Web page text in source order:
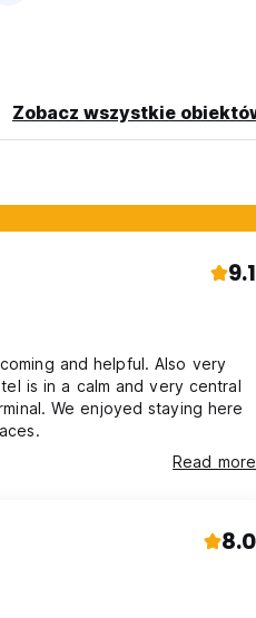
Zobacz wszystkie
9.1
and helpful. Also very
is in a calm and very central
We enjoyed staying here
Read more
8.0